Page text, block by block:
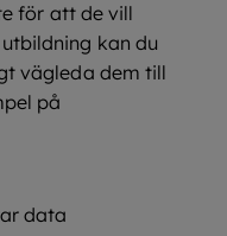
för att de vill
kan du
vägleda dem till
på
data